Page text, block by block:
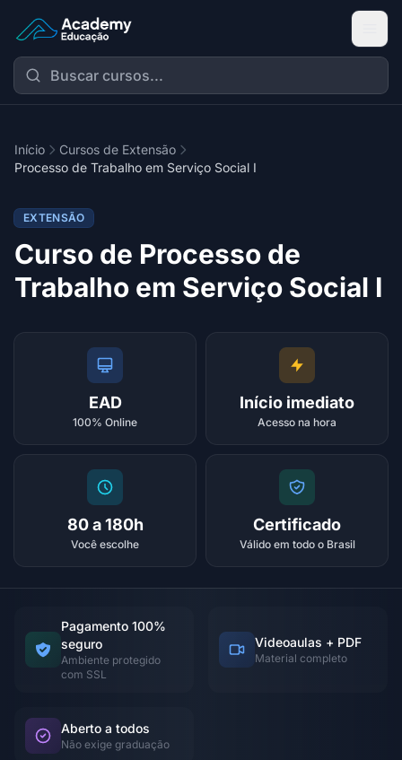
Academy Extensão
Início
Cursos de Extensão
Processo de Trabalho em Serviço Social I
EXTENSÃO
Curso de Processo de
Trabalho em Serviço Social I
EAD
100% Online
Início imediato
Acesso na hora
80 a 180h
Você escolhe
Certificado
Válido em todo o Brasil
Pagamento 100%
seguro
Ambiente protegido
com SSL
Videoaulas + PDF
Material completo
Aberto a todos
Não exige graduação